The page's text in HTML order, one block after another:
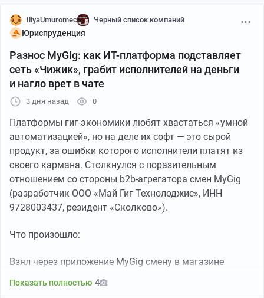
IliyaUmuromec Черный список компаний
Юриспруденция
Разнос MyGig: как ИТ-платформа подставляет
сеть «Чижик», грабит исполнителей на деньги
и нагло врет в чате
3 дня назад 0
Платформы гиг-экономики любят хвастаться «умной
автоматизацией», но на деле их софт — это сырой
продукт, за ошибки которого исполнители платят из
своего кармана. Столкнулся с поразительным
отношением со стороны b2b-агрегатора смен MyGig
(разработчик ООО «Май Гиг Технолоджис», ИНН
9728003437, резидент «Сколково»).
Что произошло:
Взял через приложение MyGig смену в магазине
неполный адрес: «с. Константиново, 24» без указания
Показать полностью 4